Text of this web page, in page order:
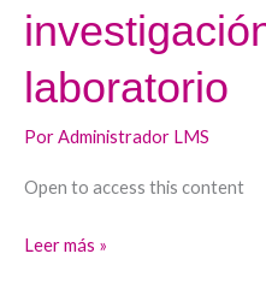
laboratorio
PorAdministrador LMS
Open to access this content
la
investigación
del
Leer más »